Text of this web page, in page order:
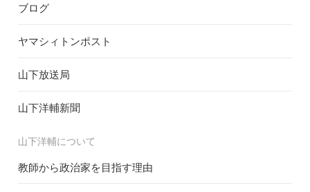
ブログ
ヤマシィトンポスト
山下放送局
山下洋輔新聞
山下洋輔について
教師から政治家を目指す理由